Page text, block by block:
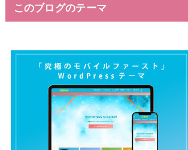
このブログのテーマ